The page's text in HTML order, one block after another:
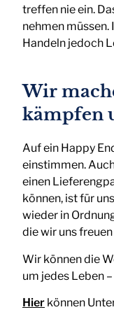
treffen nie ein.
nehmen müssen.
Handeln jedoch
Wir
kämpfen
Auf ein Happy
einstimmen.
einen
können, ist für
wieder in
die wir uns
Wir können die
um jedes Leben
Hier können